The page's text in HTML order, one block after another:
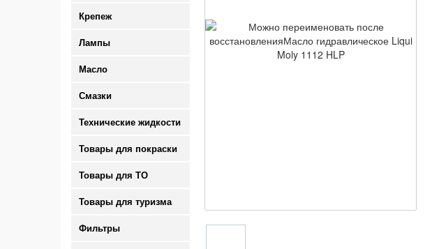
Крепеж
Лампы
Масло
Смазки
Технические жидкости
Товары для покраски
Товары для ТО
Товары для туризма
Фильтры